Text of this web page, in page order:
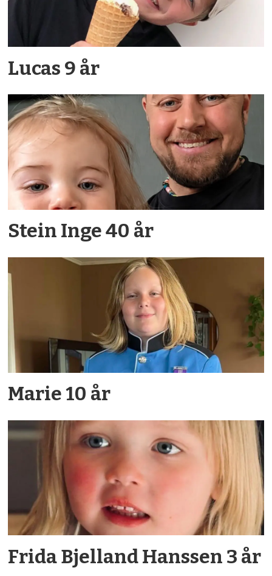
Lucas 9 år
Stein Inge 40 år
Marie 10 år
Frida Bjelland Hanssen 3 år